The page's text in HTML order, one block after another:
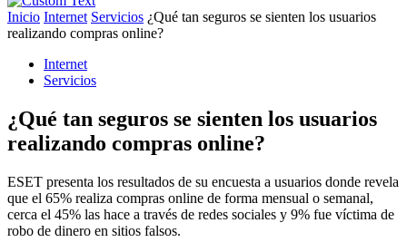
Inicio Internet Servicios ¿Qué tan seguros se sienten los usuarios
realizando compras online?
Internet
Servicios
¿Qué tan seguros se sienten los usuarios
realizando compras online?
ESET presenta los resultados de su encuesta a usuarios donde revela
que el 65% realiza compras online de forma mensual o semanal,
cerca el 45% las hace a través de redes sociales y 9% fue víctima de
robo de dinero en sitios falsos.